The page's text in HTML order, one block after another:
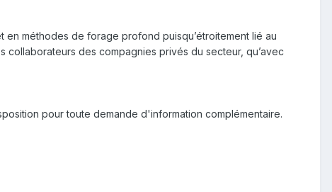
méthodes de forage profond puisqu’étroitement lié au
des compagnies privés du secteur, qu’avec
pour toute demande d'information complémentaire.